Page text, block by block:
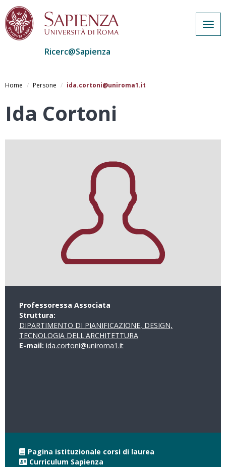
al
principale
Ricerc@Sapienza
Home Persone ida.cortoni@uniroma1.it
Ida Cortoni
Professoressa Associata
Struttura:
DIPARTIMENTO DI PIANIFICAZIONE, DESIGN,
TECNOLOGIA DELL'ARCHITETTURA
E-mail: ida.cortoni@uniroma1.it
Pagina istituzionale corsi di laurea
Curriculum Sapienza